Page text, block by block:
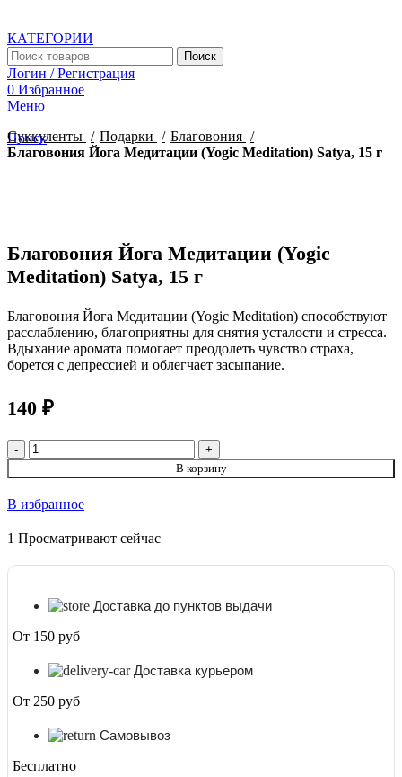
КАТЕГОРИИ
Поиск
Логин / Регистрация
0 Избранное
Меню
Поиск
Суккуленты Подарки
Благовония
Благовония Йога Медитации (Yogic Meditation) Satya, 15 г
Благовония Йога Медитации (Yogic
Meditation) Satya, 15 г
Благовония Йога Медитации (Yogic Meditation) способствуют
расслаблению, благоприятны для снятия усталости и стресса.
Вдыхание аромата помогает преодолеть чувство страха,
борется с депрессией и облегчает засыпание.
140 ₽
Количество товара Благовония Йога Медитации (Yogic
Meditation) Satya, 15 г
В корзину
В избранное
1 Просматривают сейчас
Доставка до пунктов выдачи
От 150 руб
Доставка курьером
От 250 руб
Самовывоз
Бесплатно